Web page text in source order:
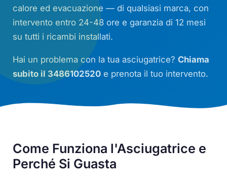
calore ed evacuazione — di qualsiasi marca, con
intervento entro 24-48 ore e garanzia di 12 mesi
su tutti i ricambi installati.
Hai un problema con la tua asciugatrice?Chiama
subito il 3486102520 e prenota il tuo intervento.
Come Funziona l'Asciugatrice e
Perché Si Guasta